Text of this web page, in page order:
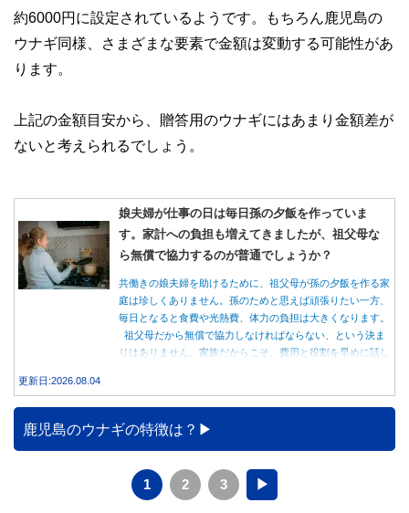
約6000円に設定されているようです。もちろん鹿児島の
ウナギ同様、さまざまな要素で金額は変動する可能性があ
ります。
上記の金額目安から、贈答用のウナギにはあまり金額差が
ないと考えられるでしょう。
娘夫婦が仕事の日は毎日孫の夕飯を作っていま
す。家計への負担も増えてきましたが、祖父母な
ら無償で協力するのが普通でしょうか？
共働きの娘夫婦を助けるために、祖父母が孫の夕飯を作る家
庭は珍しくありません。孫のためと思えば頑張りたい一方、
毎日となると食費や光熱費、体力の負担は大きくなります。
祖父母だから無償で協力しなければならない、という決ま
りはありません。家族だからこそ、費用と役割を早めに話し
更新日:2026.08.04
鹿児島のウナギの特徴は？
1 2 3 ▶